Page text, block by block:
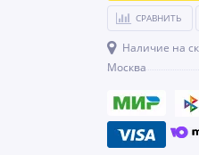
СРАВНИТЬ
Наличие на
Москва